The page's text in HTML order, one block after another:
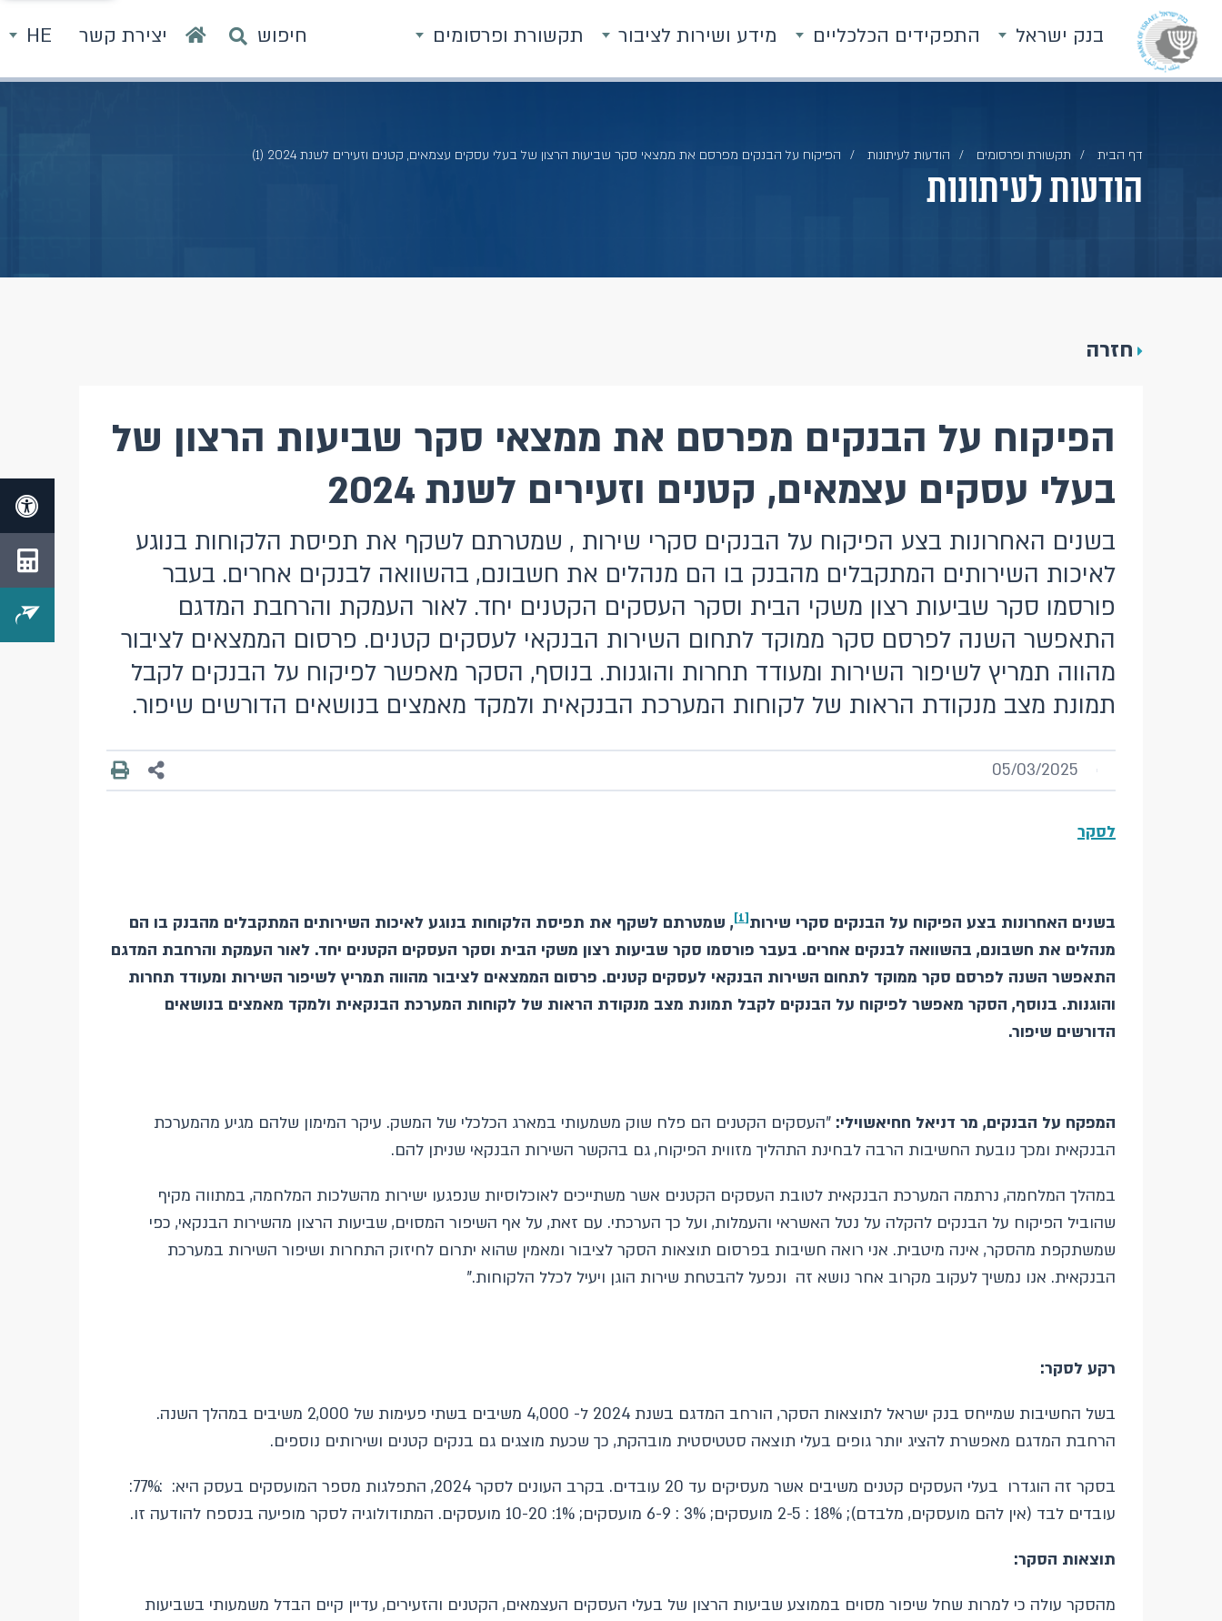
בנק ישראל התפקידים הכלכליים מידע ושירות לציבור תקשורת ופרסומים חיפוש יצירת קשר HE
דף הבית תקשורת ופרסומים הודעות לעיתונות הפיקוח על הבנקים מפרסם את ממצאי סקר שביעות הרצון של בעלי עסקים עצמאים, קטנים וזעירים לשנת 2024 (1)
הודעות לעיתונות
חזרה
הפיקוח על הבנקים מפרסם את ממצאי סקר שביעות הרצון של
בעלי עסקים עצמאים, קטנים וזעירים לשנת 2024
בשנים האחרונות בצע הפיקוח על הבנקים סקרי שירות , שמטרתם לשקף את תפיסת הלקוחות בנוגע
לאיכות השירותים המתקבלים מהבנק בו הם מנהלים את חשבונם, בהשוואה לבנקים אחרים. בעבר
פורסמו סקר שביעות רצון משקי הבית וסקר העסקים הקטנים יחד. לאור העמקת והרחבת המדגם
התאפשר השנה לפרסם סקר ממוקד לתחום השירות הבנקאי לעסקים קטנים. פרסום הממצאים לציבור
מהווה תמריץ לשיפור השירות ומעודד תחרות והוגנות. בנוסף, הסקר מאפשר לפיקוח על הבנקים לקבל
תמונת מצב מנקודת הראות של לקוחות המערכת הבנקאית ולמקד מאמצים בנושאים הדורשים שיפור.
05/03/2025
לסקר
בשנים האחרונות בצע הפיקוח על הבנקים סקרי שירות[1]
, שמטרתם לשקף את תפיסת הלקוחות בנוגע לאיכות השירותים המתקבלים מהבנק בו הם
מנהלים את חשבונם, בהשוואה לבנקים אחרים. בעבר פורסמו סקר שביעות רצון משקי הבית וסקר העסקים הקטנים יחד. לאור העמקת והרחבת המדגם
התאפשר השנה לפרסם סקר ממוקד לתחום השירות הבנקאי לעסקים קטנים. פרסום הממצאים לציבור מהווה תמריץ לשיפור השירות ומעודד תחרות
והוגנות. בנוסף, הסקר מאפשר לפיקוח על הבנקים לקבל תמונת מצב מנקודת הראות של לקוחות המערכת הבנקאית ולמקד מאמצים בנושאים
הדורשים שיפור.
המפקח על הבנקים, מר דניאל חחיאשוילי: "העסקים הקטנים הם פלח שוק משמעותי במארג הכלכלי של המשק. עיקר המימון שלהם מגיע מהמערכת
הבנקאית ומכך נובעת החשיבות הרבה לבחינת התהליך מזווית הפיקוח, גם בהקשר השירות הבנקאי שניתן להם.
במהלך המלחמה, נרתמה המערכת הבנקאית לטובת העסקים הקטנים אשר משתייכים לאוכלוסיות שנפגעו ישירות מהשלכות המלחמה, במתווה מקיף
שהוביל הפיקוח על הבנקים להקלה על נטל האשראי והעמלות, ועל כך הערכתי. עם זאת, על אף השיפור המסוים, שביעות הרצון מהשירות הבנקאי, כפי
שמשתקפת מהסקר, אינה מיטבית. אני רואה חשיבות בפרסום תוצאות הסקר לציבור ומאמין שהוא יתרום לחיזוק התחרות ושיפור השירות במערכת
הבנקאית. אנו נמשיך לעקוב מקרוב אחר נושא זה ונפעל להבטחת שירות הוגן ויעיל לכלל הלקוחות."
רקע לסקר:
בשל החשיבות שמייחס בנק ישראל לתוצאות הסקר, הורחב המדגם בשנת 2024 ל- 4,000 משיבים בשתי פעימות של 2,000 משיבים במהלך השנה.
הרחבת המדגם מאפשרת להציג יותר גופים בעלי תוצאה סטטיסטית מובהקת, כך שכעת מוצגים גם בנקים קטנים ושירותים נוספים.
בסקר זה הוגדרו בעלי העסקים קטנים משיבים אשר מעסיקים עד 20 עובדים. בקרב העונים לסקר 2024, התפלגות מספר המועסקים בעסק היא: :77%:
עובדים לבד (אין להם מועסקים, מלבדם); 18% : 2-5 מועסקים; 3% : 6-9 מועסקים; 1%: 10-20 מועסקים. המתודולוגיה לסקר מופיעה בנספח להודעה זו.
תוצאות הסקר:
מהסקר עולה כי למרות שחל שיפור מסוים בממוצע שביעות הרצון של בעלי העסקים העצמאים, הקטנים והזעירים, עדיין קיים הבדל משמעותי בשביעות